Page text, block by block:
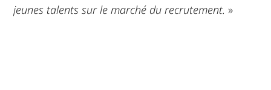
jeunes talents sur le marché du recrutement. »